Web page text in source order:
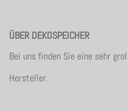
ÜBER DEKOSPEICHER
Bei uns finden Sie eine sehr
Hersteller.